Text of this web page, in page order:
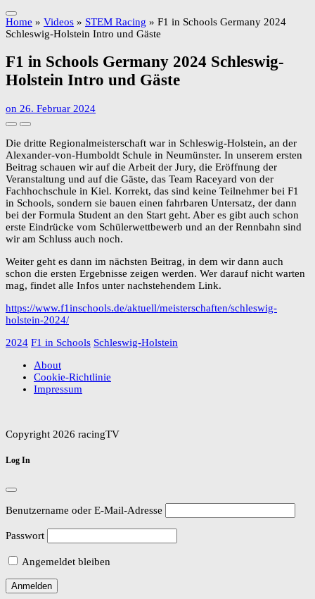
Home » Videos » STEM Racing » F1 in Schools Germany 2024
Schleswig-Holstein Intro und Gäste
F1 in Schools Germany 2024 Schleswig-
Holstein Intro und Gäste
on 26. Februar 2024
Die dritte Regionalmeisterschaft war in Schleswig-Holstein, an der
Alexander-von-Humboldt Schule in Neumünster. In unserem ersten
Beitrag schauen wir auf die Arbeit der Jury, die Eröffnung der
Veranstaltung und auf die Gäste, das Team Raceyard von der
Fachhochschule in Kiel. Korrekt, das sind keine Teilnehmer bei F1
in Schools, sondern sie bauen einen fahrbaren Untersatz, der dann
bei der Formula Student an den Start geht. Aber es gibt auch schon
erste Eindrücke vom Schülerwettbewerb und an der Rennbahn sind
wir am Schluss auch noch.
Weiter geht es dann im nächsten Beitrag, in dem wir dann auch
schon die ersten Ergebnisse zeigen werden. Wer darauf nicht warten
mag, findet alle Infos unter nachstehendem Link.
https://www.f1inschools.de/aktuell/meisterschaften/schleswig-
holstein-2024/
2024 F1 in Schools Schleswig-Holstein
About
Cookie-Richtlinie
Impressum
Copyright 2026 racingTV
Log In
Benutzername oder E-Mail-Adresse
Passwort
Angemeldet bleiben